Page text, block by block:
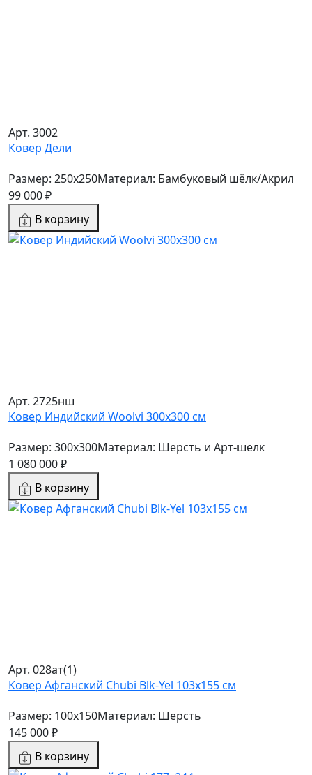
Арт. 3002
Ковер Дели
Размер: 250x250Материал: Бамбуковый шёлк/Акрил
99 000 ₽
В корзину
Арт. 2725нш
Ковер Индийский Woolvi 300x300 см
Размер: 300x300Материал: Шерсть и Арт-шелк
1 080 000 ₽
В корзину
Арт. 028ат(1)
Ковер Афганский Chubi Blk-Yel 103x155 см
Размер: 100x150Материал: Шерсть
145 000 ₽
В корзину